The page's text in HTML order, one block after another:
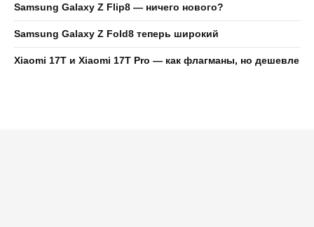
Samsung Galaxy Z Flip8 — ничего нового?
Samsung Galaxy Z Fold8 теперь широкий
Xiaomi 17T и Xiaomi 17T Pro — как флагманы, но дешевле